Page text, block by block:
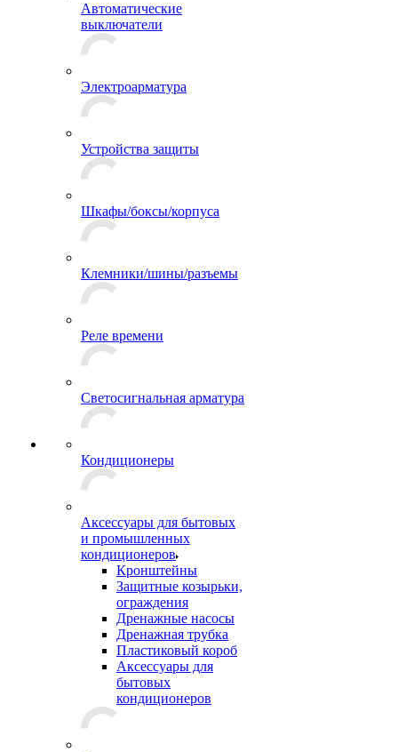
Автоматические
выключатели
Электроарматура
Устройства защиты
Шкафы/боксы/корпуса
Клемники/шины/разъемы
Реле времени
Светосигнальная арматура
Кондиционеры
Аксессуары для бытовых
и промышленных
кондиционеров
Кронштейны
Защитные козырьки,
ограждения
Дренажные насосы
Дренажная трубка
Пластиковый короб
Аксессуары для
бытовых
кондиционеров